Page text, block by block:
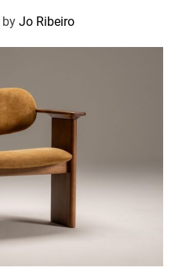
by Jo Ribeiro